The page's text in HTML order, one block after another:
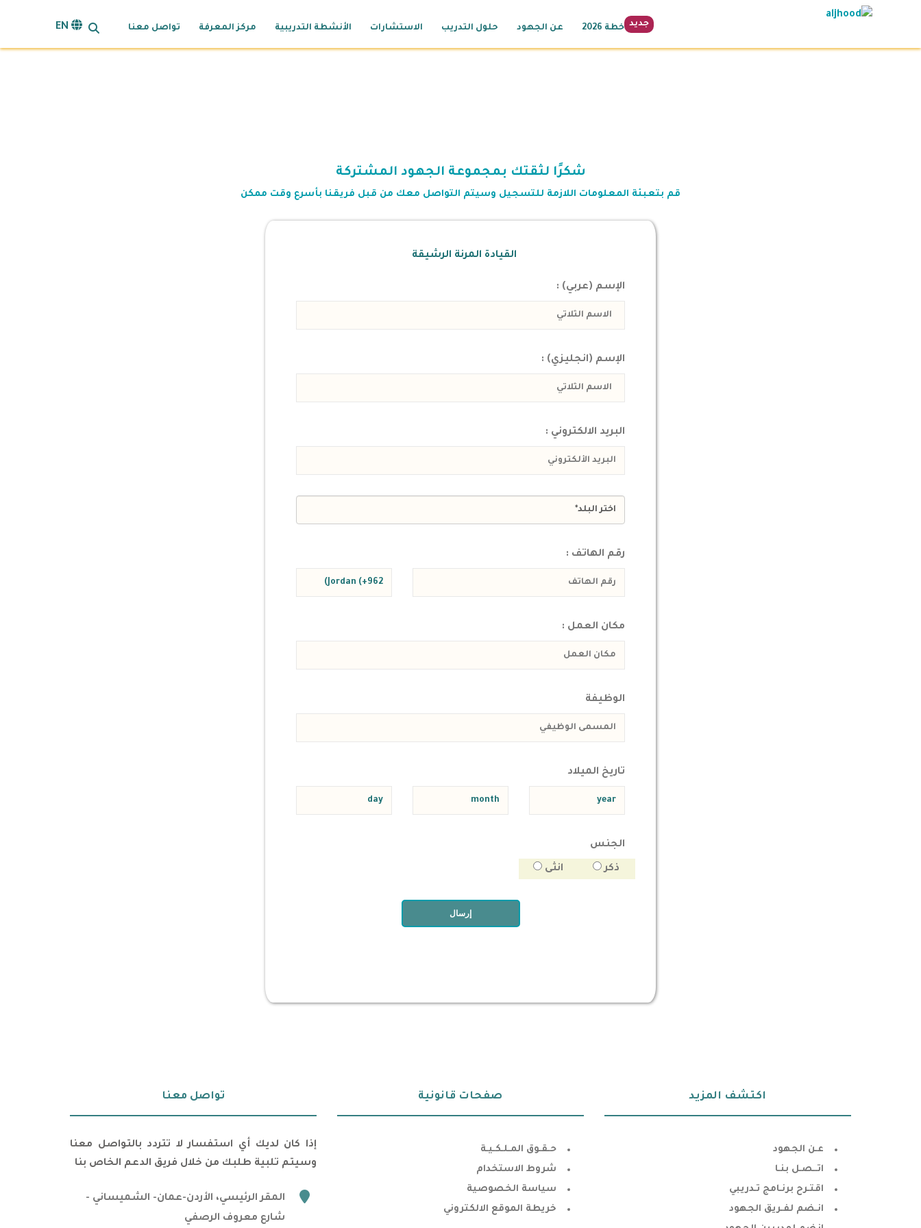
تواصل معنا مركز المعرفة الأنشطة التدريبية الاستشارات حلول التدريب عن الجهود خطة 2026 جديد search opener
شكرًا لثقتك بمجموعة الجهود المشتركة
قم بتعبئة المعلومات اللازمة للتسجيل وسيتم التواصل معك من قبل فريقنا بأسرع وقت ممكن
القيادة المرنة الرشيقة
الإسم (عربي) :
الإسم (انجليزي) :
البريد الالكتروني :
رقم الهاتف :
مكان العمل :
الوظيفة
تاريخ الميلاد
الجنس
انثى ذكر
إرسال
تواصل معنا
إذا كان لديك أي استفسار لا تتردد بالتواصل معنا
وسيتم تلبية طلبك من خلال فريق الدعم الخاص بنا
marker
المقر الرئيسي، الأردن-عمان- الشميساني -
شارع معروف الرصفي
صفحات قانونية
حـقـوق المـلـكـيـة
شروط الاستخدام
سياسة الخصوصية
خريطة الموقع الالكتروني
اكتشف المزيد
عـن الجهود
اتــصـل بنـا
اقتـرح برنـامج تـدريبي
انـضم لفـريق الجهود